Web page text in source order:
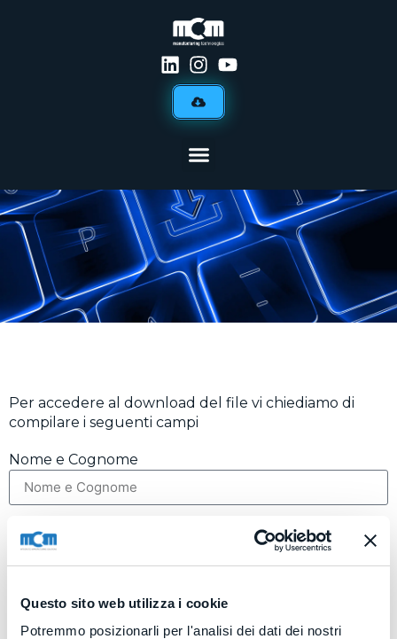
Questo sito web utilizza i cookie
Potremmo posizionarli per l'analisi dei dati dei nostri
Per accedere al download del file vi chiediamo di
compilare i seguenti campi
Nome e Cognome